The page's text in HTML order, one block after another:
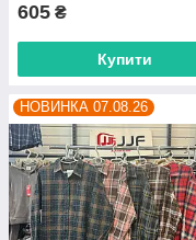
605 ₴
Купити
НОВИНКА 07.08.26